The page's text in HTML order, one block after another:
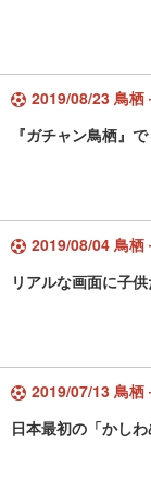
2019/08/23 鳥栖
『ガチャン鳥栖』
2019/08/04 鳥栖
リアルな画面に子
2019/07/13 鳥栖
日本最初の「かし